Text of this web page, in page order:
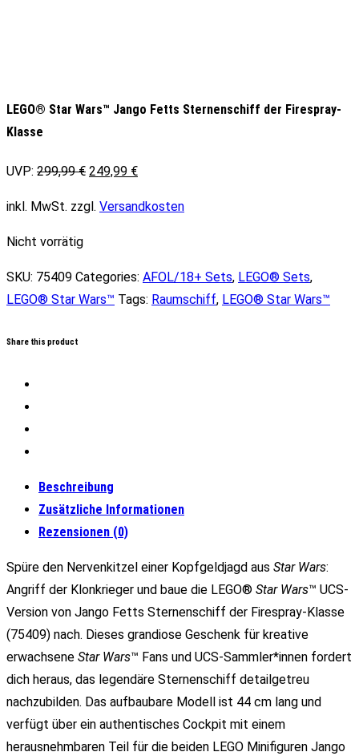
LEGO® Star Wars™ Jango Fetts Sternenschiff der Firespray-
Klasse
UVP: 299,99€ Ursprünglicher
war:
249,99 €Aktueller
ist:
inkl. MwSt. zzgl. Versandkosten
Nicht vorrätig
SKU: 75409 Categories: AFOL/18+ Sets, LEGO® Sets,
LEGO® Star Wars™ Tags: Raumschiff, LEGO® Star Wars™
Share this product
Beschreibung
Zusätzliche Informationen
Rezensionen (0)
Spüre den Nervenkitzel einer Kopfgeldjagd aus Star Wars:
Angriff der Klonkrieger und baue die LEGO® Star Wars™ UCS-
Version von Jango Fetts Sternenschiff der Firespray-Klasse
(75409) nach. Dieses grandiose Geschenk für kreative
erwachsene Star Wars™ Fans und UCS-Sammler*innen fordert
dich heraus, das legendäre Sternenschiff detailgetreu
nachzubilden. Das aufbaubare Modell ist 44 cm lang und
verfügt über ein authentisches Cockpit mit einem
herausnehmbaren Teil für die beiden LEGO Minifiguren Jango